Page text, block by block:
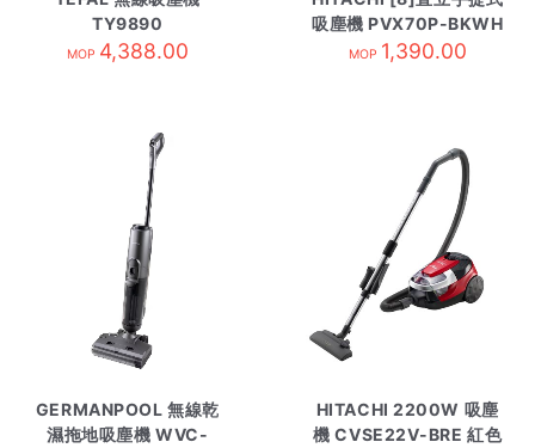
TY9890
MOP 4,388.00
吸塵機 PVX70P-BKWH
MOP 1,390.00
GERMANPOOL 無線乾
濕拖地吸塵機 WVC-
HITACHI 2200W 吸塵
機 CVSE22V-BRE 紅色